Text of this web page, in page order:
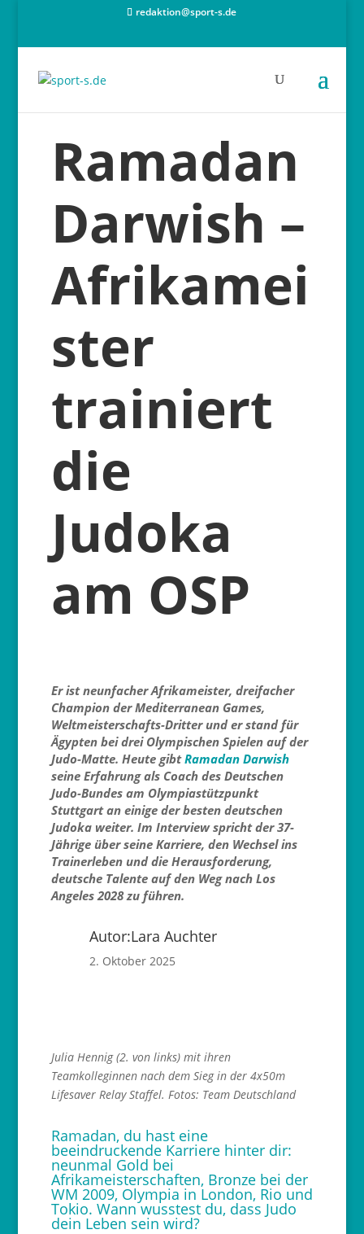
redaktion@sport-s.de
Ramadan
Darwish –
Afrikamei
ster
trainiert
die
Judoka
am OSP
Er ist neunfacher Afrikameister, dreifacher
Champion der Mediterranean Games,
Weltmeisterschafts-Dritter und er stand für
Ägypten bei drei Olympischen Spielen auf der
Judo-Matte. Heute gibtRamadan Darwish
seine Erfahrung als Coach des Deutschen
Judo-Bundes am Olympiastützpunkt
Stuttgart an einige der besten deutschen
Judoka weiter. Im Interview spricht der 37-
Jährige über seine Karriere, den Wechsel ins
Trainerleben und die Herausforderung,
deutsche Talente auf den Weg nach Los
Angeles 2028 zu führen.
Autor:Lara Auchter
2. Oktober 2025
Julia Hennig (2. von links) mit ihren
Teamkolleginnen nach dem Sieg in der 4x50m
Lifesaver Relay Staffel. Fotos: Team Deutschland
Ramadan, du hast eine
beeindruckende Karriere hinter dir:
neunmal Gold bei
Afrikameisterschaften, Bronze bei der
WM 2009, Olympia in London, Rio und
Tokio. Wann wusstest du, dass Judo
dein Leben sein wird?